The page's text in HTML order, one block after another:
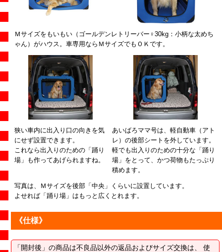
Ｍサイズをもいもい（ゴールデンレトリーバー♀30kg：小柄な太めち
ゃん）がハウス。車専用ならＭサイズでもＯＫです。
狭い車内に出入り口の向きを気
にせず設置できます。
これなら出入りのための「踊り
場」も作ってあげられますね。
あいばろママ号は、軽自動車（アト
レ）の後部シートを外しています。
軽でも出入りのための十分な「踊り
場」をとって、かつ荷物もたっぷり
積めます。
写真は、Ｍサイズを後部「中央」くらいに設置しています。
よせれば「踊り場」はもっと広くとれます。
《仕様》
「開封後」の商品は不良品以外の返品およびサイズ交換は、 使